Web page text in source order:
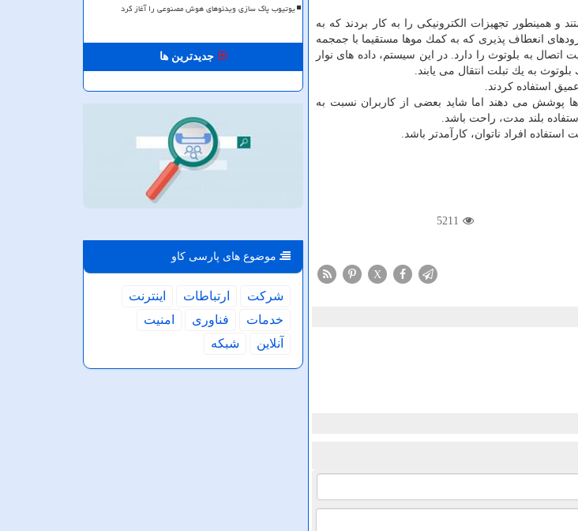
همینطور تجهیزات الكترونیكی را به كار بردند كه به
انعطاف پذیری كه به كمك موها مستقیما با جمجمه
به بلوتوث را دارد. در این سیستم، داده های نوار
به یك تبلت انتقال می یابند.
استفاده كردند.
پوشش می دهند اما شاید بعضی از كاربران نسبت به
بلند مدت، راحت باشد.
افراد ناتوان، كارآمدتر باشد.
5211
X
یوتیوب پاک سازی ویدئوهای هوش مصنوعی را آغاز کرد
جدیدترین ها
موضوع های پارسی كاو
شركت ارتباطات
اینترنت
خدمات
فناوری
امنیت
آنلاین
شبكه